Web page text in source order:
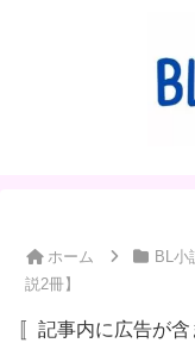
ホーム BL小
説2冊】
〚記事内に広告が含